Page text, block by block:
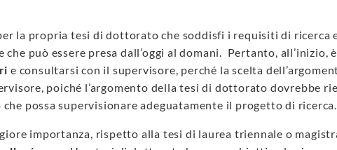
la propria tesi di dottorato che soddisfi i requisiti di ricerca
che può essere presa dall’oggi al domani. Pertanto, all’inizio,
e consultarsi con il supervisore, perché la scelta
poiché l’argomento della tesi di dottorato dovrebbe
possa supervisionare adeguatamente il progetto di ricerca.
importanza, rispetto alla tesi di laurea triennale o